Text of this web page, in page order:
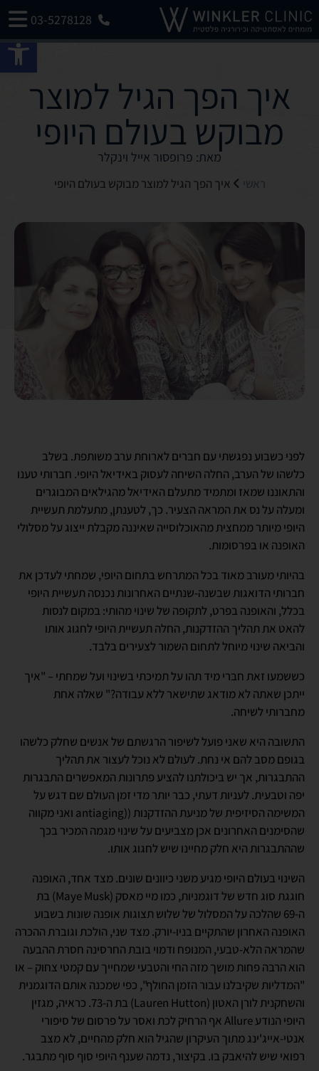
03-5278128
איך הפך הגיל למוצר
מבוקש בעולם היופי
מאת: פרופסור אייל וינקלר
ראשי איך הפך הגיל למוצר מבוקש בעולם היופי
לפני כשבוע נפגשתי עם חברים לארוחת ערב משותפת. בשלב
כלשהו של הערב, החלה השיחה לעסוק באידיאל היופי. חברותי טענו
והתאוננו שמאז ומתמיד מתעלם האידיאל מהגילאים המבוגרים
ומעלה על נס את המראה הצעיר. כך, לטענתן, מתעלמת תעשיית
היופי מיותר ממחצית מהאוכלוסייה שאיננה מקבלת ייצוג על מסלולי
האופנה או בפרסומות.
בהיותי מעורב מאוד בכל המתרחש בתחום היופי, שמחתי לעדכן את
חברותי הדואגות שבשנה-שנתיים האחרונות נכנסה תעשיית היופי
בכלל, והאופנה בפרט, לתקופה של שינוי מהותי: במקום לנסות
להאט את תהליך ההזדקנות, החלה תעשיית היופי לחגוג אותו
והביאה שינוי מיוחל לתחום השמור לצעירים בלבד.
כששמעו זאת חברי מיד תהו על תמיכתי בשינוי ועל שמחתי – "איך
ייתכן שאתה לא מודאג שתישאר ללא עבודה?" שאלה אחת
מחברותי לשיחה.
התשובה היא שאני פועל לשיפור הרגשתם של אנשים שחלק כלשהו
בגופם מסב להם אי נחת. לעולם לא נוכל לעצור את תהליך
ההתבגרות, אך יש ביכולתנו להציע פתרונות המאפשרים התבגרות
יפה וטבעית. לעניות דעתי, כבר יותר מדי זמן העולם שם דגש על
המשימה הסיזיפית של מניעת ההזדקנות ((antiaging ואני מקווה
שהסימנים האחרונים אכן מצביעים על שינוי מגמה המכיר בכך
שההתבגרות היא חלק מחיינו שיש לחגוג אותו.
השינוי בעולם היופי מגיע משני כיוונים שונים. מצד אחד, האופנה
חוגגת סוג חדש של דוגמניות, כמו מיי מאסק (Maye Musk) בת
ה-69 שהלכה על המסלול של שלוש תצוגות אופנה שונות בשבוע
האופנה האחרון שהתקיים בניו-יורק. מצד שני, הולכת וגוברת ההכרה
שהמראה הלא-טבעי, המנופח ודמוי בובת החרסינה חסרת ההבעה
הוא הרבה פחות מושך מזה החי והטבעי שמחייך עם קמטי צחוק – או
"המדליות שקיבלנו עבור הזמן החולף", כפי שמכנה אותם הדוגמנית
והשחקנית לורן האטון (Lauren Hutton) בת ה-73. כראיה, מגזין
היופי הנודע Allure אף הרחיק לכת ואסר על פרסום של סיפורי
אנטי-אייג'ינג מתוך העיקרון שהגיל הוא חלק מהחיים, לא מצב
רפואי שיש להיאבק בו. בקיצור, נדמה שענף היופי סוף סוף מתבגר.